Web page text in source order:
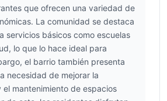
que ofrecen una variedad de
La comunidad se destaca
servicios básicos como escuelas
lo que lo hace ideal para
el barrio también presenta
necesidad de mejorar la
mantenimiento de espacios